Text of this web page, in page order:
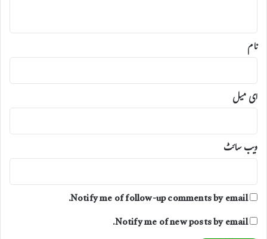
ک
،
ڈ
ی
ی
نام
ای میل
ویب‌ سائٹ
Notify me of follow-up comments by email.
Notify me of new posts by email.